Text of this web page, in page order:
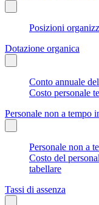
Posizioni
Dotazione organica
Conto annuale
Costo personale
Personale non a tempo
Personale non a
Costo del
tabellare
Tassi di assenza